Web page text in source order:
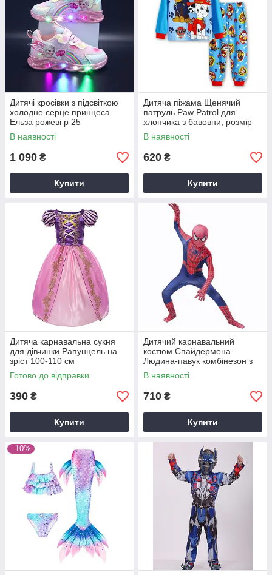
Дитячі кросівки з підсвіткою
холодне серце принцеса
Ельза рожеві р 25
В наявності
1 090 ₴
Купити
Дитяча піжама Щенячий
патруль Paw Patrol для
хлопчика з бавовни, розмір
100
В наявності
620 ₴
Купити
Дитяча карнавальна сукня
для дівчинки Рапунцель на
зріст 100-110 см
Готово до відправки
390 ₴
Купити
Дитячий карнавальний
костюм Спайдермена
Людина-павук комбінезон з
маскою GH р.100 см
В наявності
710 ₴
Купити
–10%